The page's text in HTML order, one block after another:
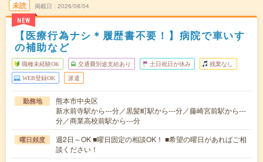
未読
NEW
掲載日 2026/08/04
【医療行為ナシ＊履歴書不要！】病院で車いす
の補助など
職種未経験OK 交通費別途支給あり 土日祝日が休み 残業なし
WEB登録OK 派遣
勤務地
熊本市中央区
新水前寺駅から---分／黒髪町駅から---分／藤崎宮前駅から---
分／商業高校前駅から---分
曜日頻度
週2日～OK ■曜日固定の相談OK！ ■希望の曜日があればご相
談ください！